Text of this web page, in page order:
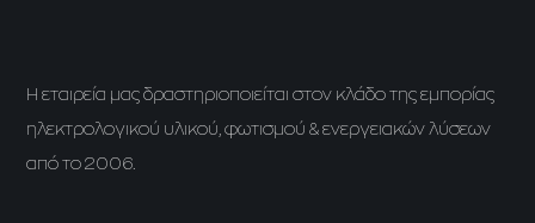
H εταιρεία μας δραστηριοποιείται στον κλάδο της εμπορίας
ηλεκτρολογικού υλικού, φωτισμού & ενεργειακών λύσεων
από το 2006.